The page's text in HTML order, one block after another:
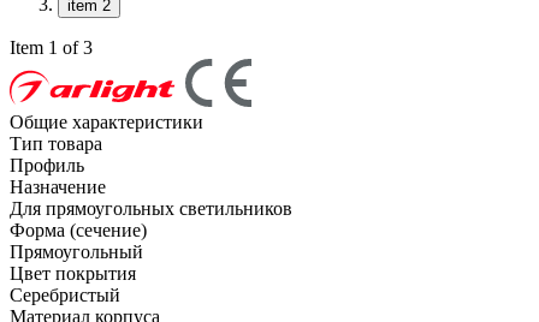
item 2
Item 1 of 3
Общие характеристики
Тип товара
Профиль
Назначение
Для прямоугольных светильников
Форма (сечение)
Прямоугольный
Цвет покрытия
Серебристый
Материал корпуса